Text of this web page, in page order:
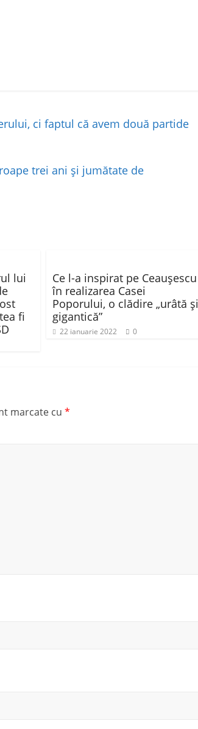
ci faptul că avem două partide
trei ani și jumătate de
lui
fi
Ce l-a inspirat pe Ceauşescu
în realizarea Casei
Poporului, o clădire „urâtă şi
gigantică”
22 ianuarie 2022 0
marcate cu *